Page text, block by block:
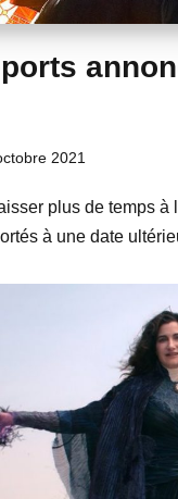
2021
plus de temps
à une date